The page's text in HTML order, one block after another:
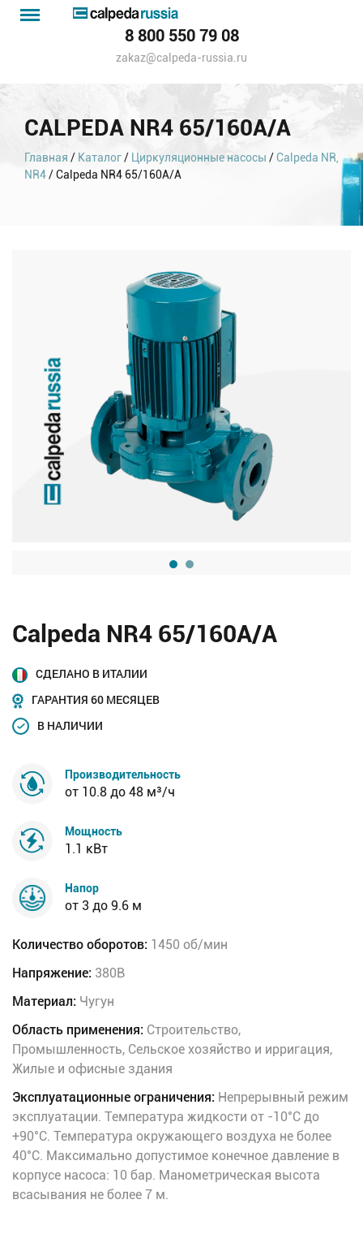
насосов
Menu
8 800 550 79 08
zakaz@calpeda-russia.ru
CALPEDA NR4 65/160A/A
Главная / Каталог/ Циркуляционные насосы /Calpeda NR,
NR4/ Calpeda NR4 65/160A/A
Calpeda NR4 65/160A/A
СДЕЛАНО В ИТАЛИИ
ГАРАНТИЯ 60 МЕСЯЦЕВ
В НАЛИЧИИ
Производительность
от 10.8 до 48 м³/ч
Мощность
1.1 кВт
Напор
от 3 до 9.6 м
Количество оборотов: 1450 об/мин
Напряжение: 380В
Материал: Чугун
Область применения: Строительство,
Промышленность, Сельское хозяйство и ирригация,
Жилые и офисные здания
Эксплуатационные ограничения: Непрерывный режим
эксплуатации. Температура жидкости от -10°C до
+90°C. Температура окружающего воздуха не более
40°C. Максимально допустимое конечное давление в
корпусе насоса: 10 бар. Манометрическая высота
всасывания не более 7 м.